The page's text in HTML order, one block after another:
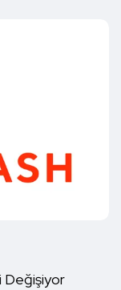
Değişiyor